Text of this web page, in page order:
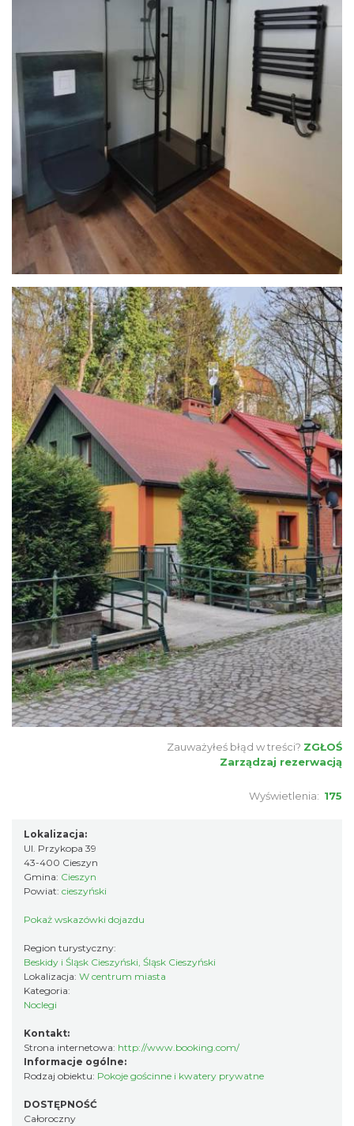
Zauważyłeś błąd w treści? ZGŁOŚ
Zarządzaj rezerwacją
Wyświetlenia: 175
Lokalizacja:
Ul. Przykopa 39
43-400 Cieszyn
Gmina: Cieszyn
Powiat: cieszyński
Pokaż wskazówki dojazdu
Region turystyczny:
Beskidy i Śląsk Cieszyński, Śląsk Cieszyński
Lokalizacja: W centrum miasta
Kategoria:
Noclegi
Kontakt:
Strona internetowa: http://www.booking.com/
Informacje ogólne:
Rodzaj obiektu: Pokoje gościnne i kwatery prywatne
DOSTĘPNOŚĆ
Całoroczny